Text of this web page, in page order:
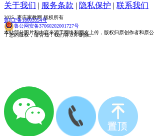
关于我们 | 服务条款 | 隐私保护 | 联系我们
2025 枣庄家教网 版权所有
鲁ICP备18005554号
鲁公网安备37060202001727号
本站部分图片和内容来源于网络和网友上传，版权归原创作者和原
了您的版权，请告知！我们将立即删除。